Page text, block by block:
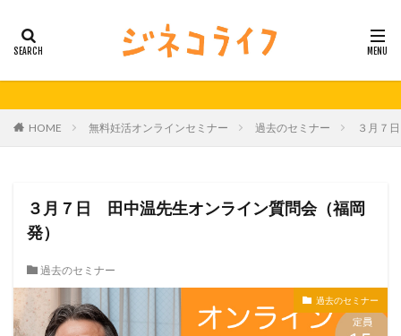
HOME 無料妊活オンラインセミナー 過去のセミナー ３月７
３月７日 田中温先生オンライン質問会（福岡
発）
過去のセミナー
過去のセミナー
男性不妊